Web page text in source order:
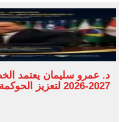
2026-2027 لتعزيز الحوكمة وتطوير التعليم الرياضي